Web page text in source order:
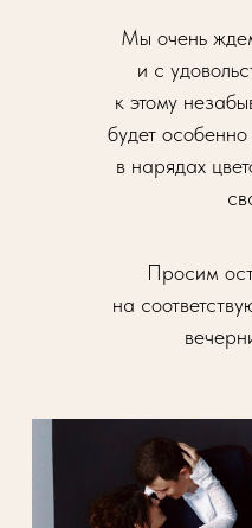
Мы очень
и с
к этому
будет
в нарядах
Просим
на